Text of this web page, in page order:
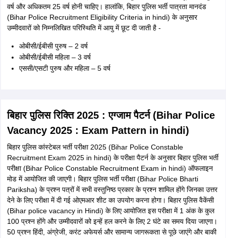
क्लिक करें।
फिर, नया पंजीकरण करने के लिए "Click here for New Registration" (नए
पंजीकरण के लिए यहां क्लिक करें) पर क्लिक करें।
आपकी पंजीकृत ईमेल आईडी पर एक पंजीकरण संख्या भेजी जाएगी।
लॉगिन बटन पर क्लिक करें और विवरण दर्ज करें।
भाग II विवरण भरें और सबमिट यानी जमा करें।
करें और पंजीकरण पर्ची का प्रिंट लें।
बिहार पुलिस वैकेंसी 2025 (Bihar police vacancy 2025 in Hindi)
संभाल कर रखें।
आईबीपीएस आरआरबी के महत्वपूर्ण लेख :
आईबीपीएस आरआरबी आईबीपीएस आरआरबी आवेदन पत्र
आईबीपीएस आरआरबी तैयारी टिप्स आईबीपीएस आरआरबी एडमिट कार्ड